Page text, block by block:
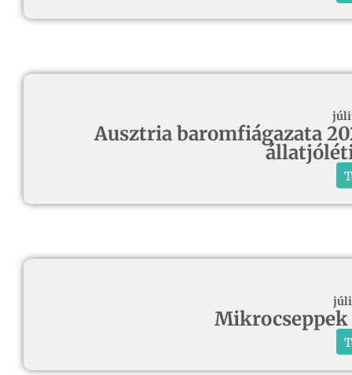
Ausztria baromfiágazata
Mikrocseppek